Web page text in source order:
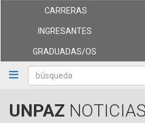
búsqueda
CARRERAS
INGRESANTES
GRADUADAS/OS
UNPAZ NOTICIAS